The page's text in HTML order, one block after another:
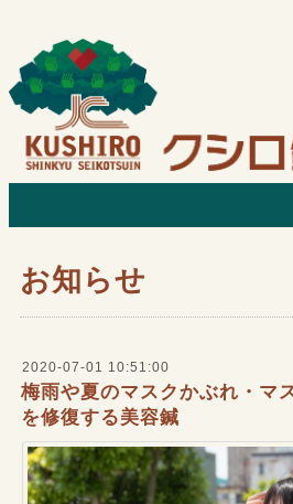
お知らせ
2020-07-01 10:51:00
梅雨や夏のマスクかぶれ・マ
を修復する美容鍼